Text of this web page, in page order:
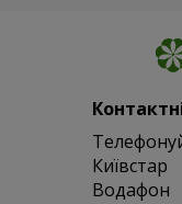
Київстар
Водафон